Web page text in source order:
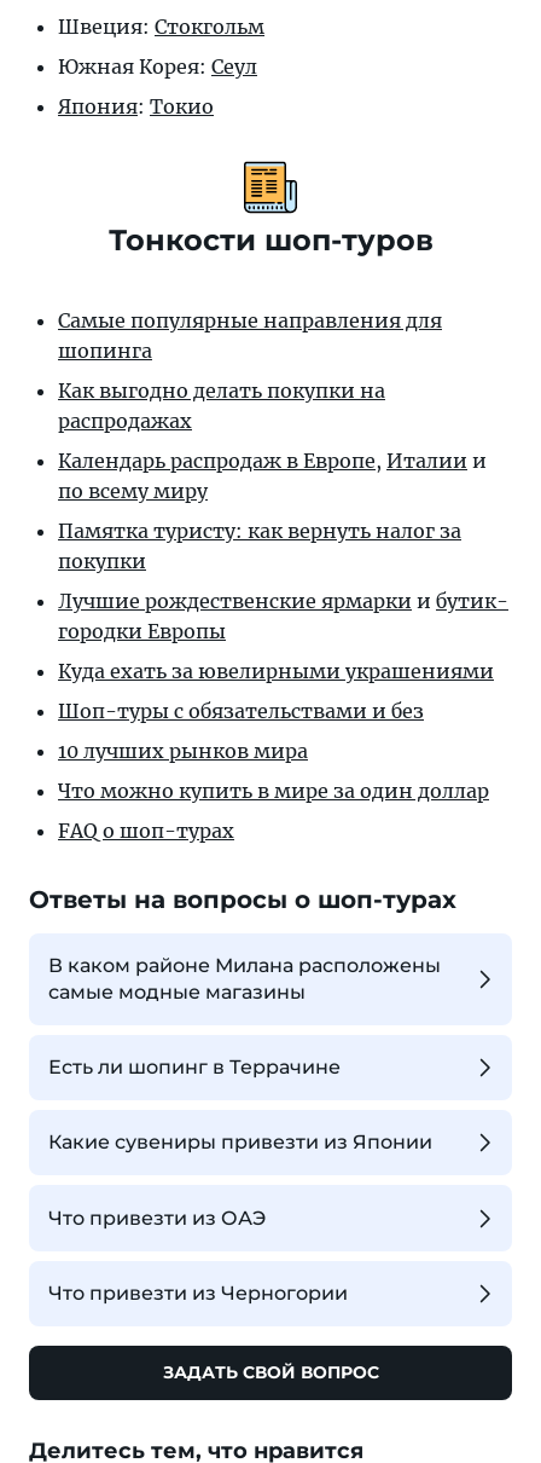
Швеция: Стокгольм
Южная Корея: Сеул
Япония: Токио
Тонкости шоп-туров
Самые популярные направления для
шопинга
Как выгодно делать покупки на
распродажах
Календарь распродаж в Европе, Италии и
по всему миру
Памятка туристу: как вернуть налог за
покупки
Лучшие рождественские ярмарки и бутик-
городки Европы
Куда ехать за ювелирными украшениями
Шоп-туры с обязательствами и без
10 лучших рынков мира
Что можно купить в мире за один доллар
FAQ о шоп-турах
Ответы на вопросы о шоп-турах
В каком районе Милана расположены
самые модные магазины
Есть ли шопинг в Террачине
Какие сувениры привезти из Японии
Что привезти из ОАЭ
Что привезти из Черногории
ЗАДАТЬ СВОЙ ВОПРОС
Делитесь тем, что нравится